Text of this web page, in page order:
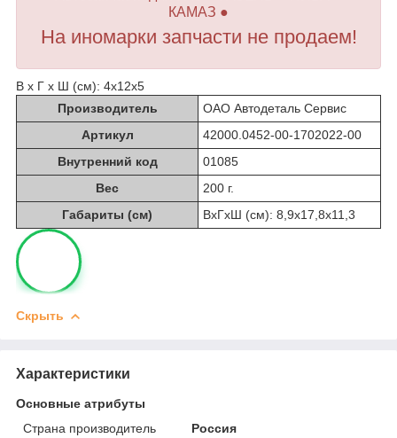
КАМАЗ ●
На иномарки запчасти не продаем!
В х Г х Ш (см): 4х12х5
Производитель
ОАО Автодеталь Сервис
Артикул
42000.0452-00-1702022-00
Внутренний код
01085
Вес
200 г.
Габариты (см)
ВхГхШ (см): 8,9х17,8х11,3
Скрыть
Характеристики
Основные атрибуты
Страна производитель
Россия